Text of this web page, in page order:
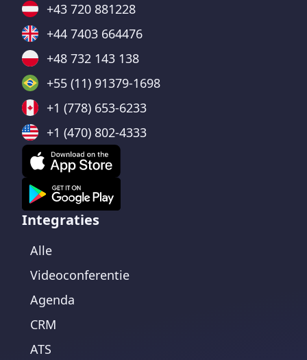
+43 720 881228
+44 7403 664476
+48 732 143 138
+55 (11) 91379-1698
+1 (778) 653-6233
+1 (470) 802-4333
Integraties
Alle
Videoconferentie
Agenda
CRM
ATS